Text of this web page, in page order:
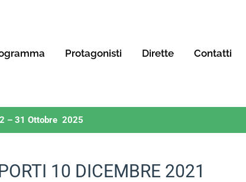
Protagonisti Dirette Contatti
– 31 Ottobre 2025
10 DICEMBRE 2021